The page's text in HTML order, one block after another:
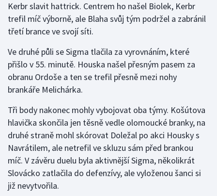
Parasport
Plážový volejbal
Ragby
Rychlobruslení
Rychlostní kanoistika
Short track
Sportovní střelba
Kerbr slavit hattrick. Centrem ho našel Biolek, Kerbr
trefil míč výborně, ale Blaha svůj tým podržel a zabránil
třetí brance ve svojí síti.
Ve druhé půli se Sigma tlačila za vyrovnáním, které
přišlo v 55. minutě. Houska našel přesným pasem za
obranu Ordoše a ten se trefil přesně mezi nohy
brankáře Melichárka.
Tři body nakonec mohly vybojovat oba týmy. Košútova
hlavička skončila jen těsně vedle olomoucké branky, na
druhé straně mohl skórovat Doležal po akci Housky s
Navrátilem, ale netrefil ve skluzu sám před brankou
míč. V závěru duelu byla aktivnější Sigma, několikrát
Slovácko zatlačila do defenzívy, ale vyloženou šanci si
již nevytvořila.